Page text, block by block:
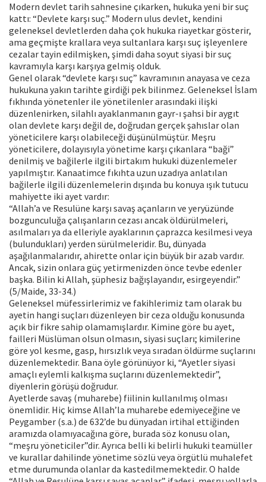
Modern devlet tarih sahnesine çıkarken, hukuka yeni bir suç
kattı: “Devlete karşı suç.” Modern ulus devlet, kendini
geleneksel devletlerden daha çok hukuka riayetkar gösterir,
ama geçmişte krallara veya sultanlara karşı suç işleyenlere
cezalar tayin edilmişken, şimdi daha soyut siyasi bir suç
kavramıyla karşı karşıya gelmiş olduk.
Genel olarak “devlete karşı suç” kavramının anayasa ve ceza
hukukuna yakın tarihte girdiği pek bilinmez. Geleneksel İslam
fıkhında yönetenler ile yönetilenler arasındaki ilişki
düzenlenirken, silahlı ayaklanmanın gayr-ı şahsi bir aygıt
olan devlete karşı değil de, doğrudan gerçek şahıslar olan
yöneticilere karşı olabileceği düşünülmüştür. Meşru
yöneticilere, dolayısıyla yönetime karşı çıkanlara “baği”
denilmiş ve bağilerle ilgili birtakım hukuki düzenlemeler
yapılmıştır. Kanaatimce fıkıhta uzun uzadıya anlatılan
bağilerle ilgili düzenlemelerin dışında bu konuya ışık tutucu
mahiyette iki ayet vardır:
“Allah’a ve Resulüne karşı savaş açanların ve yeryüzünde
bozgunculuğa çalışanların cezası ancak öldürülmeleri,
asılmaları ya da elleriyle ayaklarının çaprazca kesilmesi veya
(bulundukları) yerden sürülmeleridir. Bu, dünyada
aşağılanmalarıdır, ahirette onlar için büyük bir azab vardır.
Ancak, sizin onlara güç yetirmenizden önce tevbe edenler
başka. Bilin ki Allah, şüphesiz bağışlayandır, esirgeyendir.”
(5/Maide, 33-34.)
Geleneksel müfessirlerimiz ve fakihlerimiz tam olarak bu
ayetin hangi suçları düzenleyen bir ceza olduğu konusunda
açık bir fikre sahip olamamışlardır. Kimine göre bu ayet,
failleri Müslüman olsun olmasın, siyasi suçları; kimilerine
göre yol kesme, gasp, hırsızlık veya sıradan öldürme suçlarını
düzenlemektedir. Bana öyle görünüyor ki, “Ayetler siyasi
amaçlı eylemli kalkışma suçlarını düzenlemektedir”,
diyenlerin görüşü doğrudur.
Ayetlerde savaş (muharebe) fiilinin kullanılmış olması
önemlidir. Hiç kimse Allah’la muharebe edemiyeceğine ve
Peygamber (s.a.) de 632’de bu dünyadan irtihal ettiğinden
aramızda olamıyacağına göre, burada söz konusu olan,
“meşru yöneticiler”dir. Ayrıca belli ki belirli hukuki teamüller
ve kurallar dahilinde yönetime sözlü veya örgütlü muhalefet
etme durumunda olanlar da kastedilmemektedir. O halde